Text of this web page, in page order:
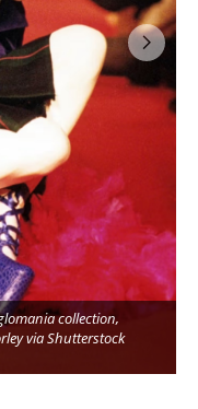
collection,
via Shutterstock